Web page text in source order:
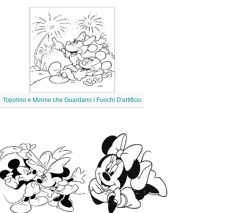
Topolino e Minnie che Guardano i Fuochi D'artificio